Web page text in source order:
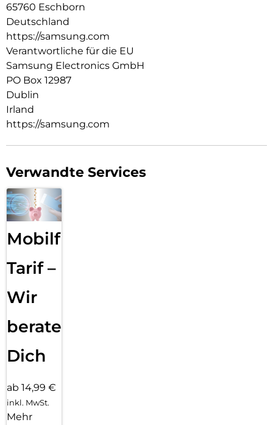
65760 Eschborn
Deutschland
https://samsung.com
Verantwortliche für die EU
Samsung Electronics GmbH
PO Box 12987
Dublin
Irland
https://samsung.com
Verwandte Services
Mobilfunk
Tarif –
Wir
beraten
Dich
ab 14,99 €
inkl. MwSt.
Mehr